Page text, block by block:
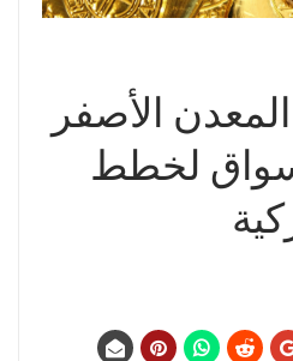
الأصفر
لخطط